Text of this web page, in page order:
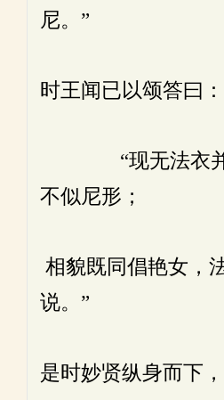
尼。”
时王闻已以颂答曰：
“现无法衣并
不似尼形；
相貌既同倡艳女，
说。”
是时妙贤纵身而下